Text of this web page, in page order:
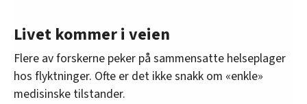
Livet kommer i veien
Flere av forskerne peker på sammensatte helseplager
hos flyktninger. Ofte er det ikke snakk om «enkle»
medisinske tilstander.